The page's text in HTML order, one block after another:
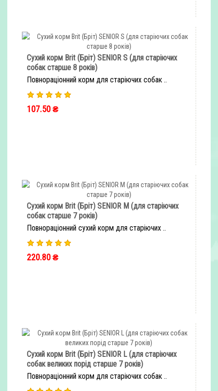
Сухий корм Brit (Бріт) SENIOR S (для старіючих
собак старше 8 років)
Повнораціонний корм для старіючих собак ..
107.50 ₴
Сухий корм Brit (Бріт) SENIOR M (для старіючих
собак старше 7 років)
Повнораціонний сухий корм для старіючих ..
220.80 ₴
Сухий корм Brit (Бріт) SENIOR L (для старіючих
собак великих порід старше 7 років)
Повнораціонний корм для старіючих собак ..